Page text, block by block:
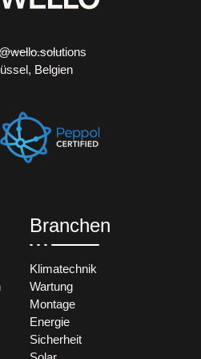
Belgien
Branchen
Klimatechnik
Wartung
Montage
Energie
Sicherheit